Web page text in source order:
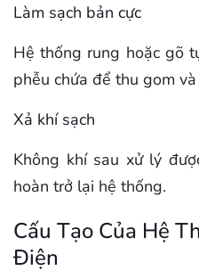
Làm sạch bản cực
Hệ thống rung hoặc gõ
phễu chứa để thu gom và
Xả khí sạch
Không khí sau xử lý
hoàn trở lại hệ thống.
Cấu Tạo Của Hệ
Điện